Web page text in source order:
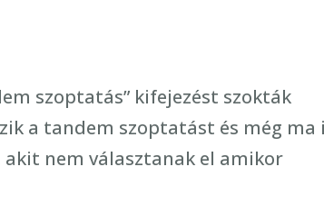
szoptatás” kifejezést szokták
a tandem szoptatást és még ma
akit nem választanak el amikor